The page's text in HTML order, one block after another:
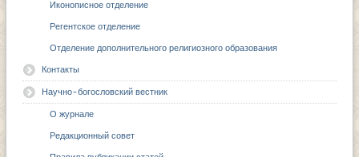
Иконописное отделение
Регентское отделение
Отделение дополнительного религиозного образования
Контакты
Научно-богословский вестник
О журнале
Редакционный совет